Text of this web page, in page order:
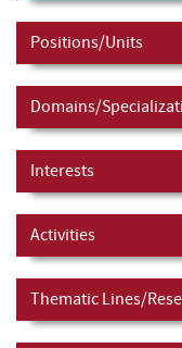
Positions/Units
Domains/
Interests
Activities
Thematic Lines/